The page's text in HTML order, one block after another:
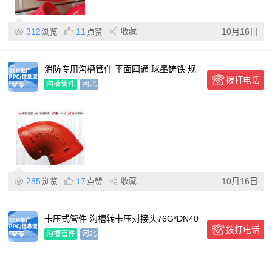
312 浏览 11 点赞 收藏 10月16日
消防专用沟槽管件 平面四通 球墨铸铁 规
格齐全
沟槽管件 河北 拨打电话
285 浏览 17 点赞 收藏 10月16日
卡压式管件 沟槽转卡压对接头76G*DN40
消防喷淋管道厂
沟槽管件 河北 拨打电话